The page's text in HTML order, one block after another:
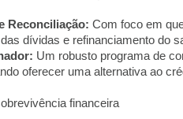
Reconciliação: Com foco em
dívidas e refinanciamento do
Um robusto programa de
oferecer uma alternativa ao
financeira